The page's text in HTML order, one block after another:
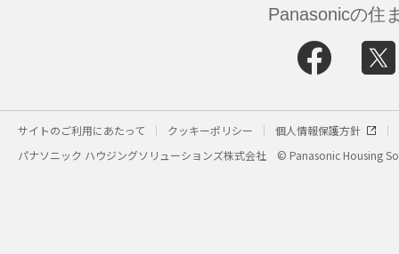
Panasonicの住
サイトのご利用にあたって クッキーポリシー
個人情報保護方針
パナソニック ハウジングソリューションズ株式会社
© Panasonic Housing